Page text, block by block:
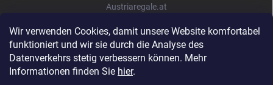
Wir verwenden Cookies, damit unsere Website komfortabel
funktioniert und wir sie durch die Analyse des
Datenverkehrs stetig verbessern können. Mehr
Informationen finden Sie hier.
Austriaregale.at